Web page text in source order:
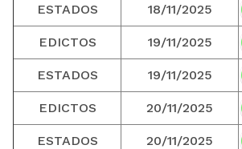
ESTADOS 18/11/2025
EDICTOS 19/11/2025
ESTADOS 19/11/2025
EDICTOS 20/11/2025
ESTADOS 20/11/2025